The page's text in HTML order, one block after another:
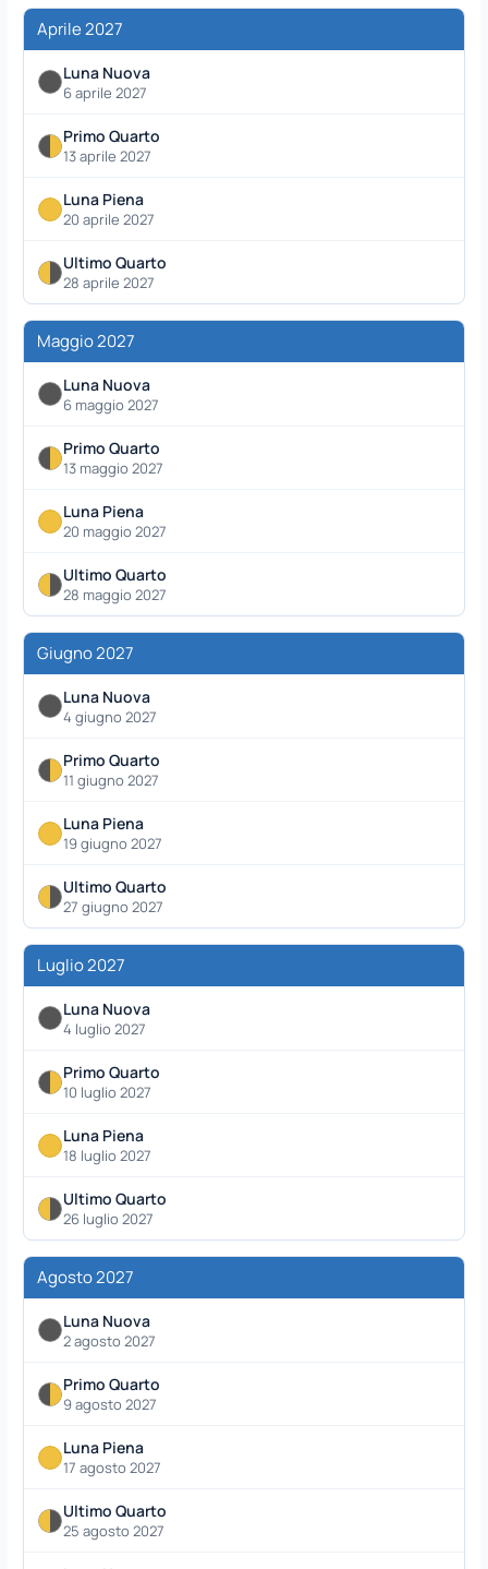
Aprile 2027
Luna Nuova
6 aprile 2027
Primo Quarto
13 aprile 2027
Luna Piena
20 aprile 2027
Ultimo Quarto
28 aprile 2027
Maggio 2027
Luna Nuova
6 maggio 2027
Primo Quarto
13 maggio 2027
Luna Piena
20 maggio 2027
Ultimo Quarto
28 maggio 2027
Giugno 2027
Luna Nuova
4 giugno 2027
Primo Quarto
11 giugno 2027
Luna Piena
19 giugno 2027
Ultimo Quarto
27 giugno 2027
Luglio 2027
Luna Nuova
4 luglio 2027
Primo Quarto
10 luglio 2027
Luna Piena
18 luglio 2027
Ultimo Quarto
26 luglio 2027
Agosto 2027
Luna Nuova
2 agosto 2027
Primo Quarto
9 agosto 2027
Luna Piena
17 agosto 2027
Ultimo Quarto
25 agosto 2027